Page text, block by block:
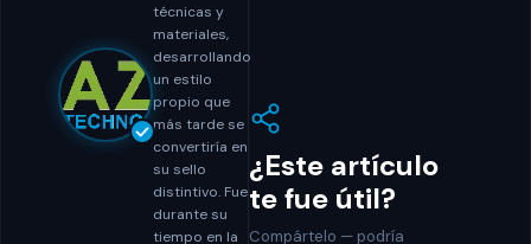
técnicas y
materiales,
desarrollando
un estilo
propio que
más tarde se
convertiría en
su sello
distintivo. Fue
durante su
tiempo en la
¿Este artículo
te fue útil?
Compártelo — podría